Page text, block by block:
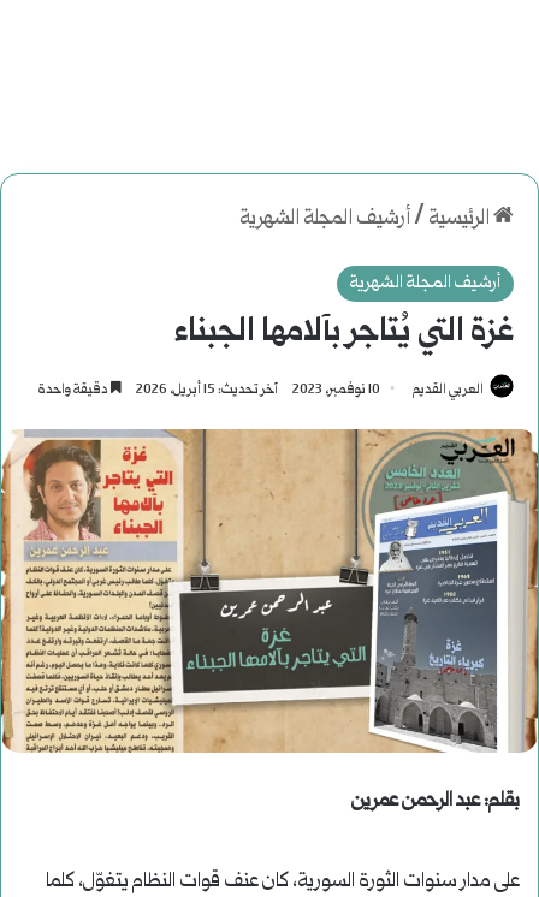
الرئيسية /أرشيف المجلة الشهرية
أرشيف المجلة الشهرية
غزة التي يُتاجر بآلامها الجبناء
العربي القديم 10 نوفمبر، 2023 آخر تحديث: 15 أبريل، 2026 دقيقة واحدة
بقلم: عبد الرحمن عمرين
على مدار سنوات الثورة السورية، كان عنف قوات النظام يتغوّل، كلما